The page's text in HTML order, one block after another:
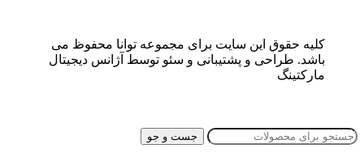
کلیه حقوق این سایت برای مجموعه توانا محفوظ می
باشد. طراحی و پشتیبانی و سئو توسط آژانس دیجیتال
مارکتینگ
جست و جو